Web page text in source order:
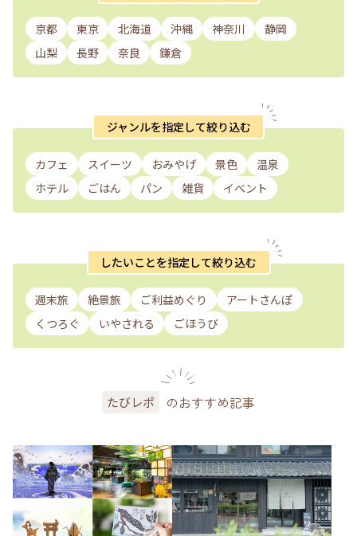
京都 東京 北海道 沖縄 神奈川
静岡
山梨
長野 奈良 鎌倉
ジャンルを指定して絞り込む
カフェ スイーツ おみやげ 景色
温泉
ホテル
ごはん パン 雑貨 イベント
したいことを指定して絞り込む
週末旅 絶景旅 ご利益めぐり
アートさんぽ
くつろぐ
いやされる ごほうび
たびレポ のおすすめ記事